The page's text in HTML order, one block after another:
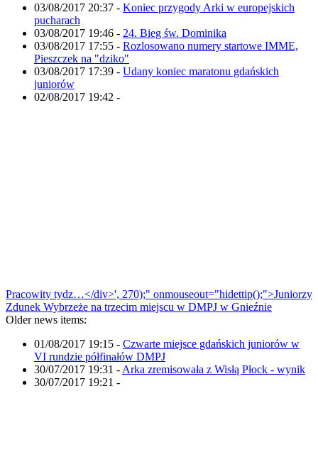
03/08/2017 20:37 - Koniec przygody Arki w europejskich
pucharach
03/08/2017 19:46 - 24. Bieg św. Dominika
03/08/2017 17:55 - Rozlosowano numery startowe IMME,
Pieszczek na "dziko"
03/08/2017 17:39 - Udany koniec maratonu gdańskich
juniorów
02/08/2017 19:42 -
Pracowity tydz…</div>', 270);" onmouseout="hidettip();">Juniorzy
Zdunek Wybrzeże na trzecim miejscu w DMPJ w Gnieźnie
Older news items:
01/08/2017 19:15 - Czwarte miejsce gdańskich juniorów w
VI rundzie półfinałów DMPJ
30/07/2017 19:31 - Arka zremisowała z Wisłą Płock - wynik
30/07/2017 19:21 -